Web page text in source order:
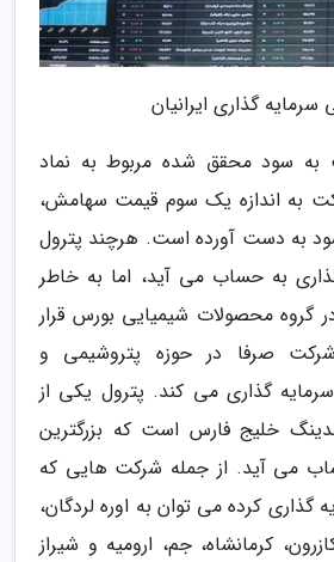
سرمایه گذاری ایرانیان
به سود محقق شده مربوط به نماد
به اندازه یک سوم قیمت سهامش،
به دست آورده است. هرچند پترول
به حساب می آید، اما به خاطر
گروه محصولات شیمیایی بورس قرار
صرفا در حوزه پتروشیمی و
گذاری می کند. پترول یکی از
خلیج فارس است که بزرگترین
می آید. از جمله شرکت هایی که
گذاری کرده می توان به اوره لردگان،
کرمانشاه، جم، ارومیه و شیراز